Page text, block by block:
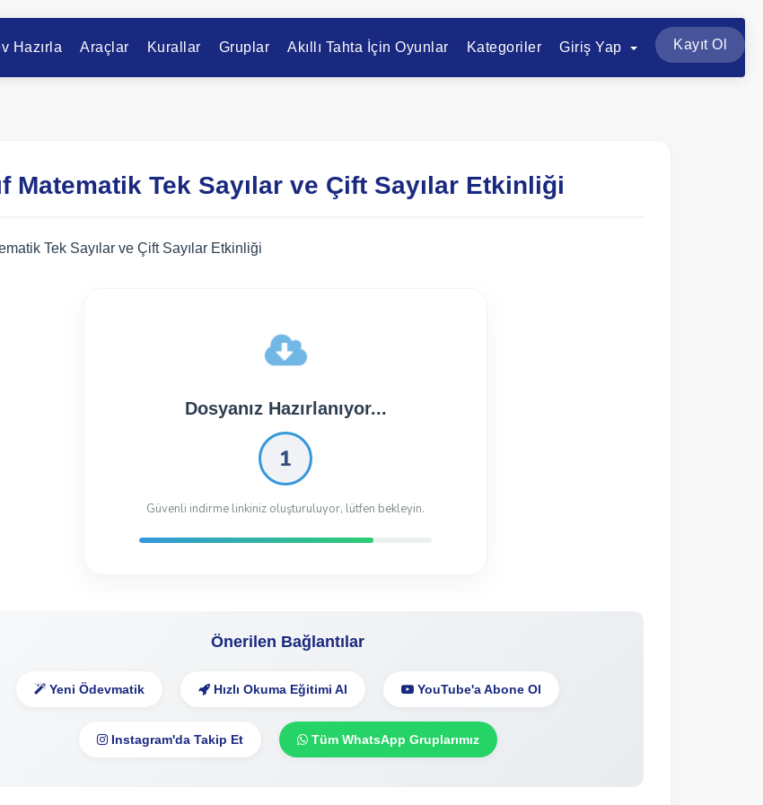
Hazırla Araçlar Kurallar Gruplar Akıllı Tahta İçin Oyunlar Kategoriler Giriş Yap Kayıt Ol
Matematik Tek Sayılar ve Çift Sayılar Etkinliği
Tek Sayılar ve Çift Sayılar Etkinliği
Dosyanız İndirilmeye Hazır!
Dosyayı İndir
182.62 Kb 404 kez indirildi
Önerilen Bağlantılar
Yeni Ödevmatik Hızlı Okuma Eğitimi Al YouTube'a Abone Ol
Instagram'da Takip Et Tüm WhatsApp Gruplarımız